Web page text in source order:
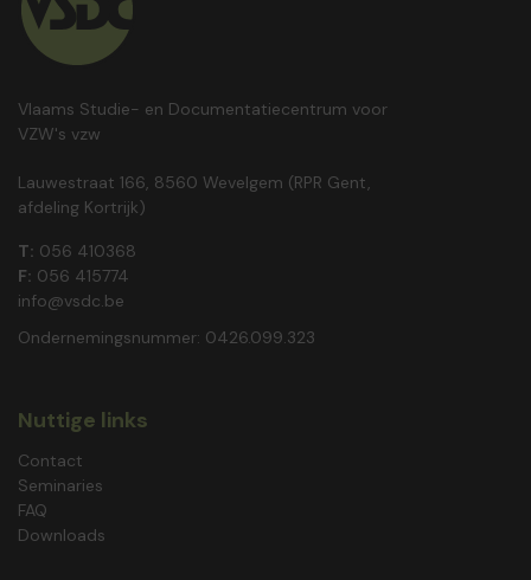
Vlaams Studie- en Documentatiecentrum voor
VZW's vzw
Lauwestraat 166, 8560 Wevelgem (RPR Gent,
afdeling Kortrijk)
T: 056 410368
F: 056 415774
info@vsdc.be
Ondernemingsnummer: 0426.099.323
Nuttige links
Contact
Seminaries
FAQ
Downloads